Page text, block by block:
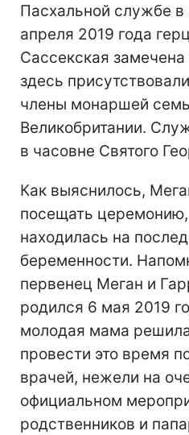
Пасхальной службе в
апреля 2019 года
Сассекская
здесь
члены монаршей
Великобритании.
в часовне Святого
Как выяснилось,
посещать церемонию,
находилась на
беременности.
первенец Меган и
родился 6 мая 2019
молодая мама
провести это время
врачей, нежели на
официальном
родственников и